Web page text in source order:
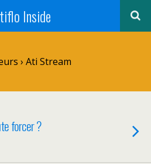
Inside
› Ati Stream
forcer ?